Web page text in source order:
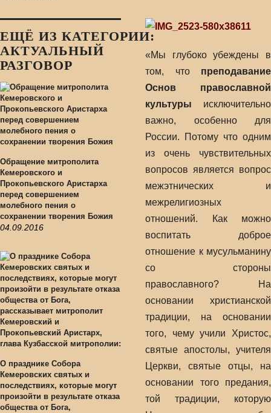
ЕЩЁ ИЗ КАТЕГОРИИ:
АКТУАЛЬНЫЙ
РАЗГОВОР
Обращение митрополита
Кемеровского и
Прокопьевского Аристарха
перед совершением
молебного пения о
сохранении творения Божия
04.09.2016
О празднике Собора
Кемеровских святых и
последствиях, которые могут
произойти в результате отказа
общества от Бога,
«Мы глубоко убеждены в
том, что преподавание
Основ православной
культуры исключительно
важно, особенно для
России. Потому что одним
из очень чувствительных
вопросов является вопрос
межэтнических и
межрелигиозных
отношений. Как можно
воспитать доброе
отношение к мусульманину
со стороны
православного? На
основании христианской
традиции, на основании
того, чему учили Христос,
святые апостолы, учителя
Церкви, святые отцы, на
основании того предания,
той традиции, которую